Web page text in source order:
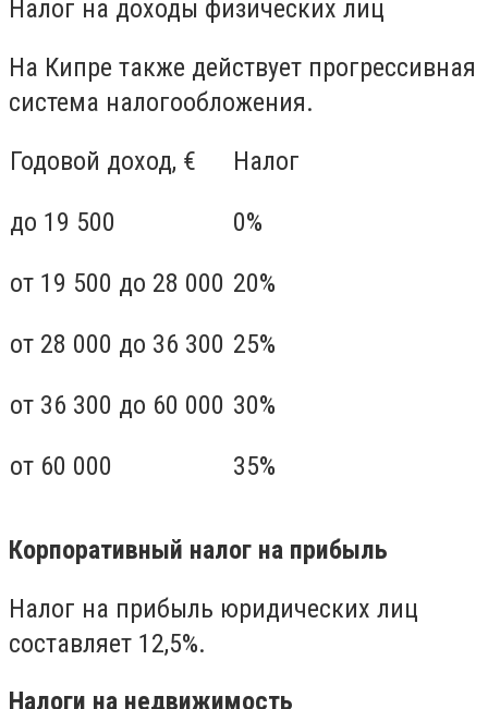
Налог на доходы физических лиц
На Кипре также действует прогрессивная
система налогообложения.
Годовой доход, €
Налог
до 19 500
0%
от 19 500 до 28 000 20%
от 28 000 до 36 300 25%
от 36 300 до 60 000 30%
от 60 000
35%
Корпоративный налог на прибыль
Налог на прибыль юридических лиц
составляет 12,5%.
Налоги на недвижимость